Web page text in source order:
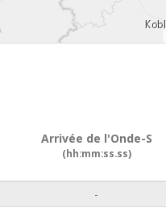
Arrivée de l'Onde-S
(hh:mm:ss.ss)
-